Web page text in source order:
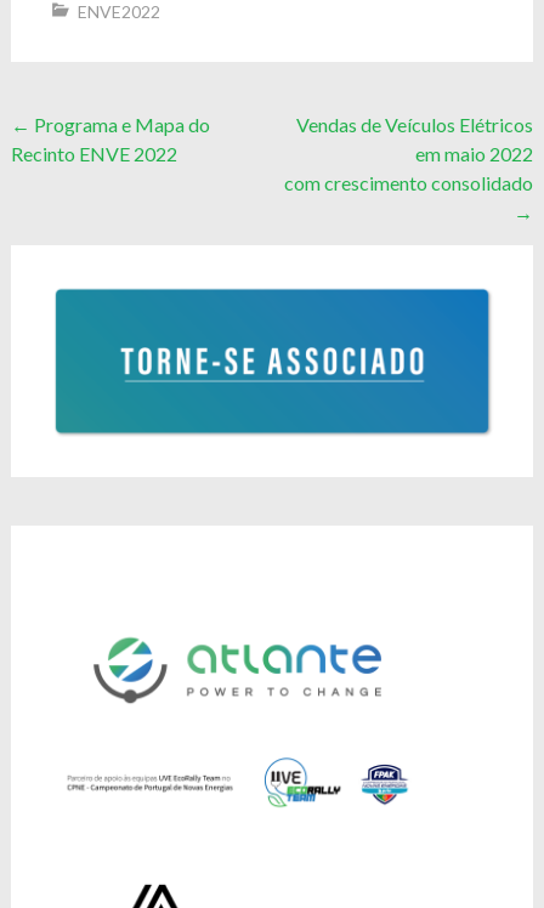
ENVE2022
Post
navigation
← Programa e Mapa do
Recinto ENVE 2022
Vendas de Veículos Elétricos
em maio 2022
com crescimento consolidado
→